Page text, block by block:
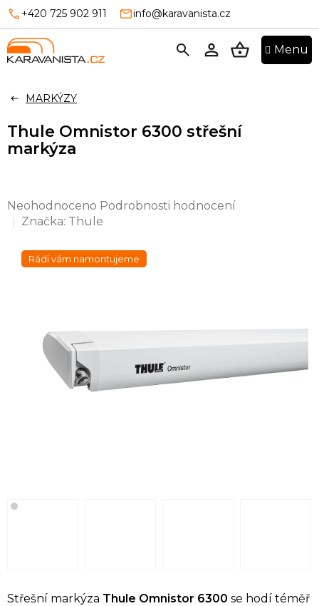
Přejít
obsah
+420 725 902 911 info@karavanista.cz
MARKÝZY
Thule Omnistor 6300 střešní
markýza
Průměrné
hodnocení
0,0
Neohodnoceno Podrobnosti hodnocení
Značka: Thule
Rádi vám namontujeme
Střešní markýza Thule Omnistor 6300 se hodí téměř